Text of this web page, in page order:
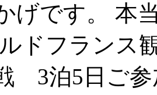
げです。 本
ドフラン
3泊5日ご